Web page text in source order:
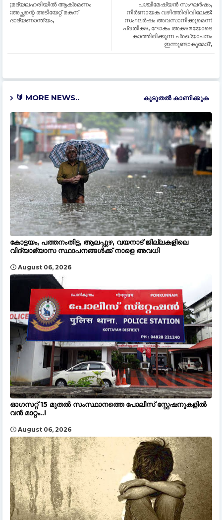
പശ്ചിമേഷ്യൻ സംഘർഷം,
നിര്‍ണായക വഴിത്തിരിവിലേക്ക്:
സംഘര്‍ഷം അവസാനിക്കുമെന്ന്
പ്രതീക്ഷ, ലോകം അക്ഷമയോടെ
കാത്തിരിക്കുന്ന പ്രഖ്യാപനം
ഇന്നുണ്ടാകുമോ?,
;മദ്യലഹരിയില്‍ ആക്രമണം
:അച്ഛന്റെ അടിയേറ്റ് മകന്
ദാദ്യണാന്ത്യം,
🔰 MORE NEWS.. കൂടുതൽ‍ കാണിക്കുക
കോട്ടയം, പത്തനംതിട്ട, ആലപ്പുഴ, വയനാട് ജില്ലകളിലെ
വിദ്യാഭ്യാസ സ്ഥാപനങ്ങൾക്ക് നാളെ അവധി
August 06, 2026
ഓഗസറ്റ് 15 മുതല്‍ സംസ്ഥാനത്തെ പോലീസ് സ്റ്റേഷനുകളിൽ
വൻ മാറ്റം..!
August 06, 2026